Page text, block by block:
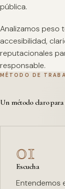
pública.
Analizamos peso
accesibilidad,
reputacionales
responsable.
MÉTODO DE
Un método claro
01
Escucha
Entendemos